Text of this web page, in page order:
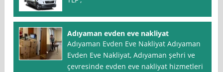
Adıyaman evden eve nakliyat
Adıyaman Evden Eve Nakliyat Adıyaman
Evden Eve Nakliyat, Adıyaman şehri ve
çevresinde evden eve nakliyat hizmetleri